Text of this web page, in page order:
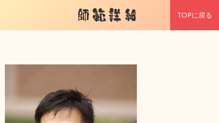
師範詳細 TOPに戻る